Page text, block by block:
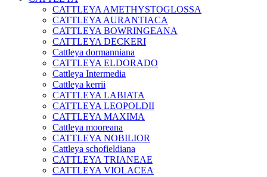
CATTLEYA AMETHYSTOGLOSSA
CATTLEYA AURANTIACA
CATTLEYA BOWRINGEANA
CATTLEYA DECKERI
Cattleya dormanniana
CATTLEYA ELDORADO
Cattleya Intermedia
Cattleya kerrii
CATTLEYA LABIATA
CATTLEYA LEOPOLDII
CATTLEYA MAXIMA
Cattleya mooreana
CATTLEYA NOBILIOR
Cattleya schofieldiana
CATTLEYA TRIANEAE
CATTLEYA VIOLACEA